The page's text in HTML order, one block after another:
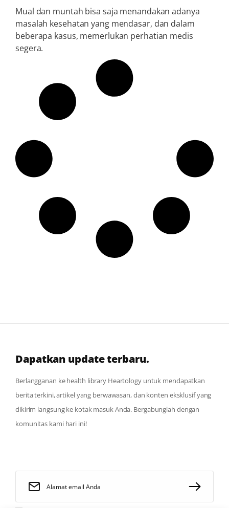
Mual dan muntah bisa saja menandakan adanya
masalah kesehatan yang mendasar, dan dalam
beberapa kasus, memerlukan perhatian medis
segera.
Dapatkan update terbaru.
Berlangganan ke health library Heartology untuk mendapatkan
berita terkini, artikel yang berwawasan, dan konten eksklusif yang
dikirim langsung ke kotak masuk Anda. Bergabunglah dengan
komunitas kami hari ini!